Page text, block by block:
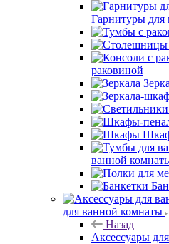
Гарнитуры для
раковиной
ванной
для ванной комнаты
Назад
Аксессуары